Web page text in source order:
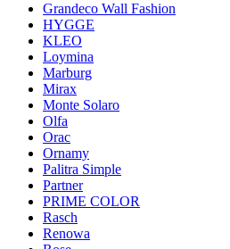
Grandeco Wall Fashion
HYGGE
KLEO
Loymina
Marburg
Mirax
Monte Solaro
Olfa
Orac
Ornamy
Palitra Simple
Partner
PRIME COLOR
Rasch
Renowa